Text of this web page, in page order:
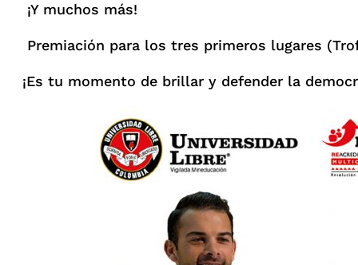
¡Y muchos más!
Premiación para los tres primeros lugares
¡Es tu momento de brillar y defender la